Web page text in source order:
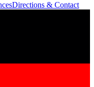
Directions & Contact